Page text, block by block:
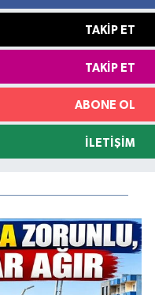
TAKIP ET
TAKIP ET
ABONE OL
İLETIŞIM